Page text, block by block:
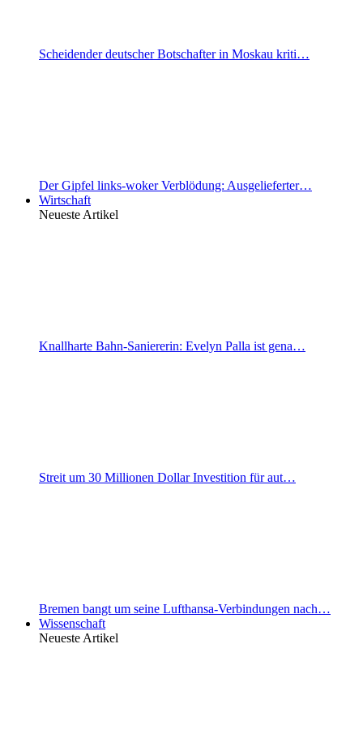
Scheidender deutscher Botschafter in Moskau kriti…
Der Gipfel links-woker Verblödung: Ausgelieferter…
Wirtschaft
Neueste Artikel
Knallharte Bahn-Saniererin: Evelyn Palla ist gena…
Streit um 30 Millionen Dollar Investition für aut…
Bremen bangt um seine Lufthansa-Verbindungen nach…
Wissenschaft
Neueste Artikel